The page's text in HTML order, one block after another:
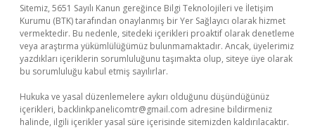
Sitemiz, 5651 Sayılı Kanun gereğince Bilgi Teknolojileri ve İletişim
Kurumu (BTK) tarafından onaylanmış bir Yer Sağlayıcı olarak hizmet
vermektedir. Bu nedenle, sitedeki içerikleri proaktif olarak denetleme
veya araştırma yükümlülüğümüz bulunmamaktadır. Ancak, üyelerimiz
yazdıkları içeriklerin sorumluluğunu taşımakta olup, siteye üye olarak
bu sorumluluğu kabul etmiş sayılırlar.
Hukuka ve yasal düzenlemelere aykırı olduğunu düşündüğünüz
içerikleri, backlinkpanelicomtr@gmail.com adresine bildirmeniz
halinde, ilgili içerikler yasal süre içerisinde sitemizden kaldırılacaktır.